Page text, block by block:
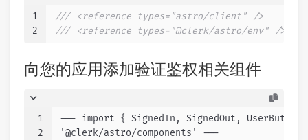
1
2
/// <reference types="astro/client" />
/// <reference types="@clerk/astro/env" />
向您的应用添加验证鉴权相关组件
1
2
--- import { SignedIn, SignedOut,
'@clerk/astro/components' ---